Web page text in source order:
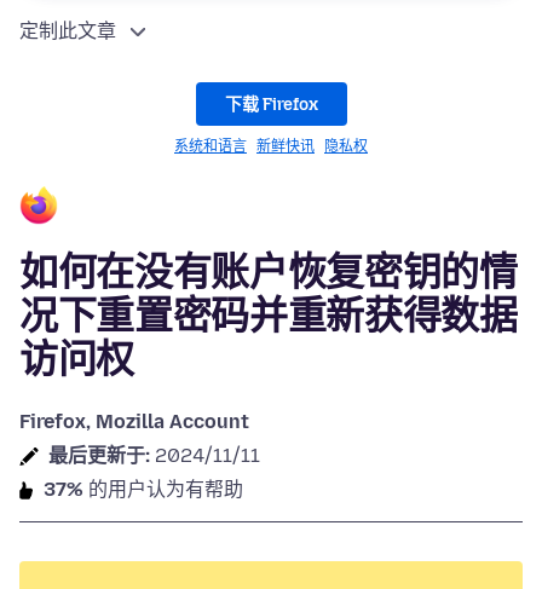
定制此文章
下载 Firefox
系统和语言 新鲜快讯 隐私权
如何在没有账户恢复密钥的情
况下重置密码并重新获得数据
访问权
Firefox, Mozilla Account
最后更新于: 2024/11/11
37% 的用户认为有帮助